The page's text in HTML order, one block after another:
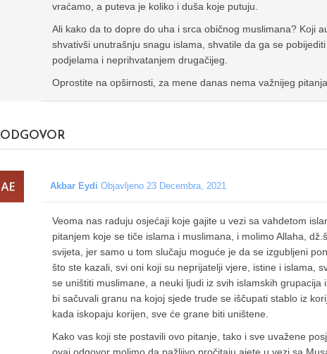
vraćamo, a puteva je koliko i duša koje putuju.
Ali kako da to dopre do uha i srca običnog muslimana? Koji
shvativši unutrašnju snagu islama, shvatile da ga se
podjelama i neprihvatanjem drugačijeg.
Oprostite na opširnosti, za mene danas nema važnijeg
ODGOVOR
Akbar Eydi Objavljeno 23 Decembra, 2021
Veoma nas raduju osjećaji koje gajite u vezi sa vahdetom
pitanjem koje se tiče islama i muslimana, i molimo Allaha,
svijeta, jer samo u tom slučaju moguće je da se izgubljeni
što ste kazali, svi oni koji su neprijatelji vjere, istine i islama,
se uništiti muslimane, a neuki ljudi iz svih islamskih
bi sačuvali granu na kojoj sjede trude se iščupati stablo iz
kada iskopaju korijen, sve će grane biti uništene.
Kako vas koji ste postavili ovo pitanje, tako i sve uvažene